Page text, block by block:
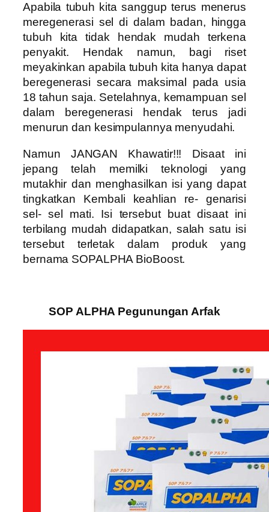
Apabila tubuh kita sanggup terus menerus
meregenerasi sel di dalam badan, hingga
tubuh kita tidak hendak mudah terkena
penyakit. Hendak namun, bagi riset
meyakinkan apabila tubuh kita hanya dapat
beregenerasi secara maksimal pada usia
18 tahun saja. Setelahnya, kemampuan sel
dalam beregenerasi hendak terus jadi
menurun dan kesimpulannya menyudahi.
Namun JANGAN Khawatir!!! Disaat ini
jepang telah memilki teknologi yang
mutakhir dan menghasilkan isi yang dapat
tingkatkan Kembali keahlian re- genarisi
sel- sel mati. Isi tersebut buat disaat ini
terbilang mudah didapatkan, salah satu isi
tersebut terletak dalam produk yang
bernama SOPALPHA BioBoost.
SOP ALPHA Pegunungan Arfak